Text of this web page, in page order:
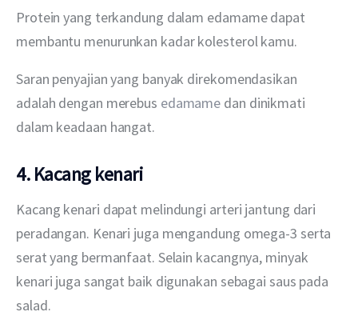
Protein yang terkandung dalam edamame dapat
membantu menurunkan kadar kolesterol kamu.
Saran penyajian yang banyak direkomendasikan
adalah dengan merebus edamame dan dinikmati
dalam keadaan hangat.
4. Kacang kenari
Kacang kenari dapat melindungi arteri jantung dari
peradangan. Kenari juga mengandung omega-3 serta
serat yang bermanfaat. Selain kacangnya, minyak
kenari juga sangat baik digunakan sebagai saus pada
salad.